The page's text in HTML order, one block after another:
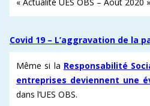
Covid 19 – L’aggravation de
Même si la Responsabilité
entreprises deviennent une
dans l’UES OBS.